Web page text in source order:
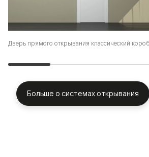
Дверь прямого открывания классический короб
Больше о системах открывания